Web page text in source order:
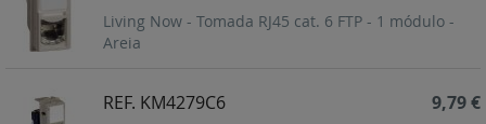
Living Now - Tomada RJ45 cat. 6 FTP - 1 módulo -
Areia
REF. KM4279C6 9,79 €